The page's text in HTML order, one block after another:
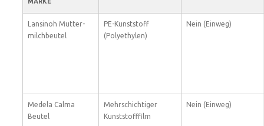
Lansinoh Mutter-
milchbeutel
PE-Kunststoff
(Polyethylen)
Nein (Einweg)
Medela Calma
Beutel
Mehrschichtiger
Kunststofffilm
Nein (Einweg)